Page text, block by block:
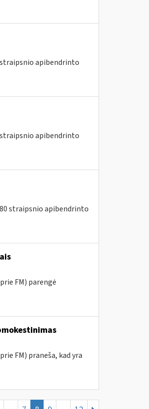
apibendrinto
apibendrinto
straipsnio apibendrinto
FM) parengė
FM) praneša, kad yra